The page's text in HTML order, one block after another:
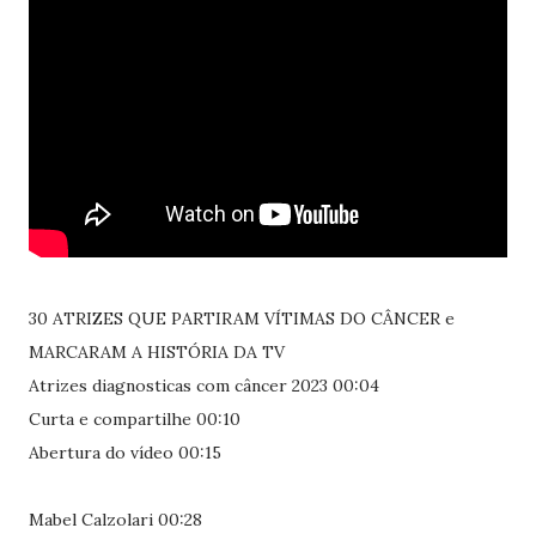
30 ATRIZES QUE PARTIRAM VÍTIMAS DO CÂNCER e
MARCARAM A HISTÓRIA DA TV
Atrizes diagnosticas com câncer 2023 00:04
Curta e compartilhe 00:10
Abertura do vídeo 00:15
Mabel Calzolari 00:28